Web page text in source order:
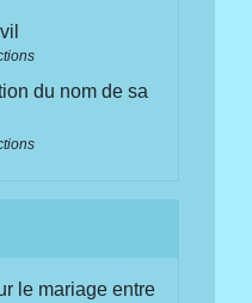
du nom de sa
le mariage entre